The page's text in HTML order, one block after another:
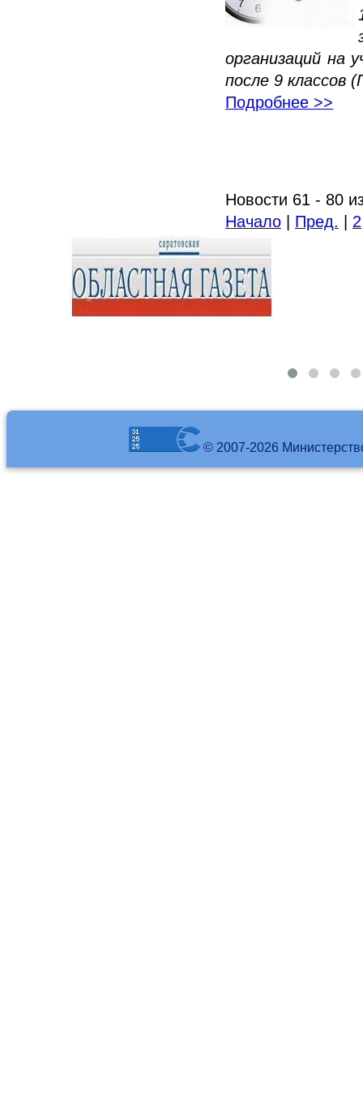
организаций на
после 9 классов
Подробнее >>
Новости 61 - 80
Начало
Пред. 2
© 2007-2026